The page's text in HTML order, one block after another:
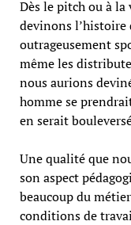
Dès le pitch ou à la
devinons l’histoire
outrageusement
même les
nous aurions
homme se
en serait
Une qualité que
son aspect
beaucoup du
conditions de